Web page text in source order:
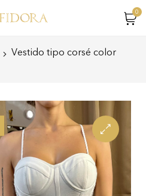
0
Vestido tipo corsé color